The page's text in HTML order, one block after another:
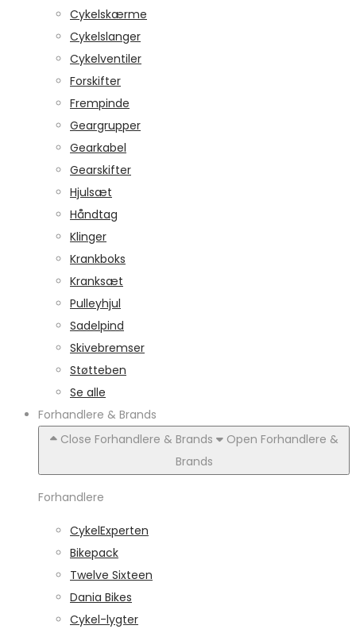
Cykelskærme
Cykelslanger
Cykelventiler
Forskifter
Frempinde
Geargrupper
Gearkabel
Gearskifter
Hjulsæt
Håndtag
Klinger
Krankboks
Kranksæt
Pulleyhjul
Sadelpind
Skivebremser
Støtteben
Se alle
Forhandlere & Brands
Close Forhandlere & Brands
Open Forhandlere &
Brands
Forhandlere
CykelExperten
Bikepack
Twelve Sixteen
Dania Bikes
Cykel-lygter